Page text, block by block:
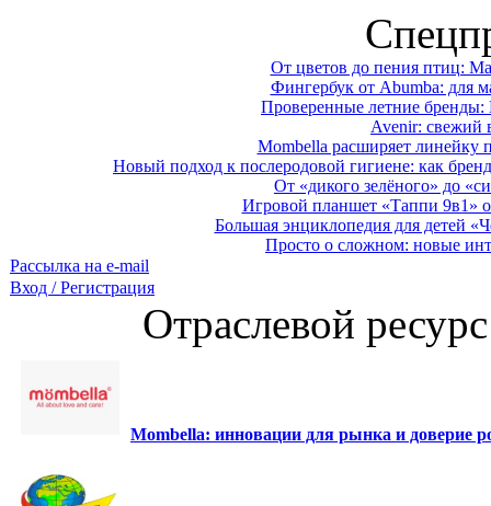
От цветов до пения птиц:
Фингербук от Abumba: для
Проверенные летние
Avenir: свежий
Mombella расширяет линейку
Новый подход к послеродовой гигиене: как
От «дикого зелёного» до
Игровой планшет «Таппи 9в1»
Большая энциклопедия для детей
Просто о сложном: новые
Рассылка на e-mail
Вход / Регистрация
Отраслевой
Mombella: инновации для рынка и доверие